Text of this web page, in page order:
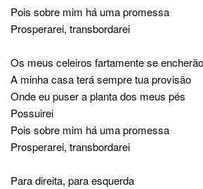
Pois sobre mim há uma promessa
Prosperarei, transbordarei
Os meus celeiros fartamente se encherão
A minha casa terá sempre tua provisão
Onde eu puser a planta dos meus pés
Possuirei
Pois sobre mim há uma promessa
Prosperarei, transbordarei
Para direita, para esquerda